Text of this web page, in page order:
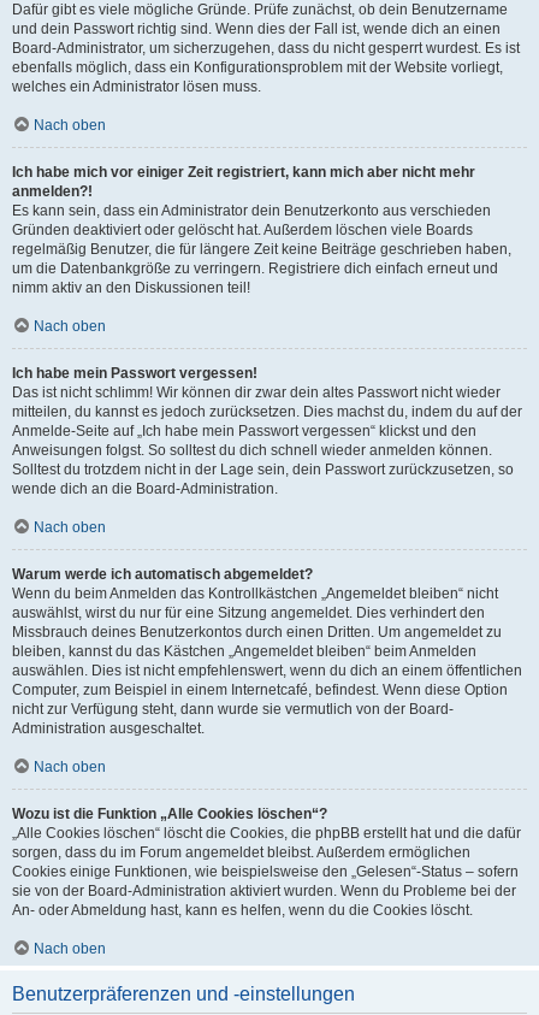
Dafür gibt es viele mögliche Gründe. Prüfe zunächst, ob dein Benutzername
und dein Passwort richtig sind. Wenn dies der Fall ist, wende dich an einen
Board-Administrator, um sicherzugehen, dass du nicht gesperrt wurdest. Es ist
ebenfalls möglich, dass ein Konfigurationsproblem mit der Website vorliegt,
welches ein Administrator lösen muss.
Nach oben
Ich habe mich vor einiger Zeit registriert, kann mich aber nicht mehr
anmelden?!
Es kann sein, dass ein Administrator dein Benutzerkonto aus verschieden
Gründen deaktiviert oder gelöscht hat. Außerdem löschen viele Boards
regelmäßig Benutzer, die für längere Zeit keine Beiträge geschrieben haben,
um die Datenbankgröße zu verringern. Registriere dich einfach erneut und
nimm aktiv an den Diskussionen teil!
Nach oben
Ich habe mein Passwort vergessen!
Das ist nicht schlimm! Wir können dir zwar dein altes Passwort nicht wieder
mitteilen, du kannst es jedoch zurücksetzen. Dies machst du, indem du auf der
Anmelde-Seite auf „Ich habe mein Passwort vergessen“ klickst und den
Anweisungen folgst. So solltest du dich schnell wieder anmelden können.
Solltest du trotzdem nicht in der Lage sein, dein Passwort zurückzusetzen, so
wende dich an die Board-Administration.
Nach oben
Warum werde ich automatisch abgemeldet?
Wenn du beim Anmelden das Kontrollkästchen „Angemeldet bleiben“ nicht
auswählst, wirst du nur für eine Sitzung angemeldet. Dies verhindert den
Missbrauch deines Benutzerkontos durch einen Dritten. Um angemeldet zu
bleiben, kannst du das Kästchen „Angemeldet bleiben“ beim Anmelden
auswählen. Dies ist nicht empfehlenswert, wenn du dich an einem öffentlichen
Computer, zum Beispiel in einem Internetcafé, befindest. Wenn diese Option
nicht zur Verfügung steht, dann wurde sie vermutlich von der Board-
Administration ausgeschaltet.
Nach oben
Wozu ist die Funktion „Alle Cookies löschen“?
„Alle Cookies löschen“ löscht die Cookies, die phpBB erstellt hat und die dafür
sorgen, dass du im Forum angemeldet bleibst. Außerdem ermöglichen
Cookies einige Funktionen, wie beispielsweise den „Gelesen“-Status – sofern
sie von der Board-Administration aktiviert wurden. Wenn du Probleme bei der
An- oder Abmeldung hast, kann es helfen, wenn du die Cookies löscht.
Nach oben
Benutzerpräferenzen und -einstellungen